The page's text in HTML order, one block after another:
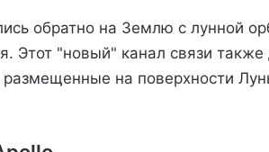
обратно на Землю с лунной
Этот "новый" канал связи
на поверхности